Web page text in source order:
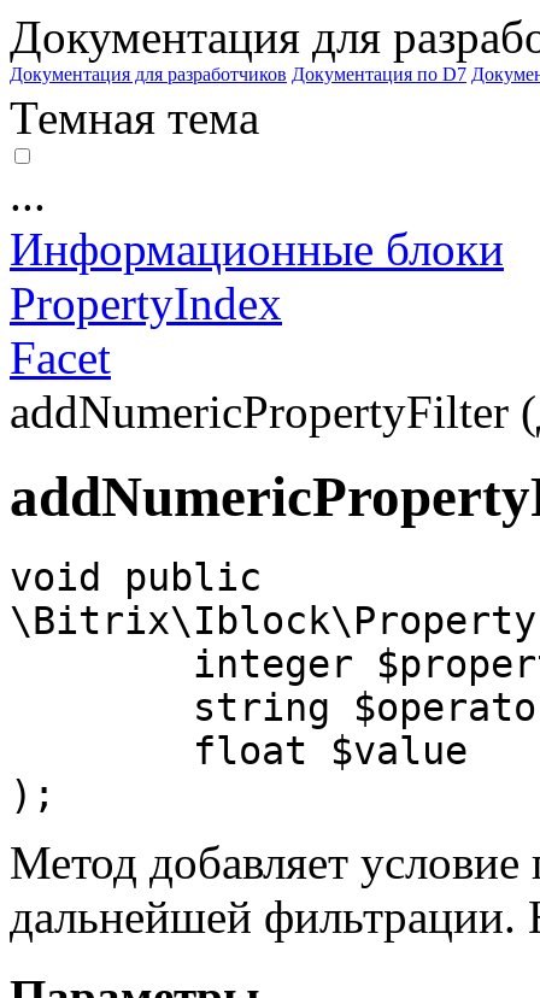
Документация для
Документация для разработчиков Документация по D7
Темная тема
...
Информационные блоки
PropertyIndex
Facet
addNumericPropertyFilter
void public
);
Метод добавляет
дальнейшей фильтрации.